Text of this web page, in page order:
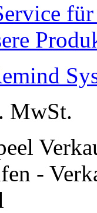
MwSt.